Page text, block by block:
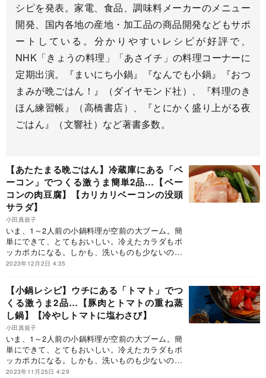
シピを発表。家電、食品、調味料メーカーのメニュー
開発、国内各地の産地・加工品の商品開発などもサポ
ートしている。分かりやすいレシピが好評で、
NHK「きょうの料理」「あさイチ」の料理コーナーに
定期出演。『まいにち小鍋』『なんでも小鍋』『おつ
まみが晩ごはん！』（ダイヤモンド社）、『料理のき
ほん練習帳』（高橋書店）、『とにかく盛り上がる夜
ごはん』（文響社）など著書多数。
【あたたまる晩ごはん】冷蔵庫にある「ベ
ーコン」でつくる激うま簡単2品…【ベー
コンの肉豆腐】【カリカリベーコンの没頭
サラダ】
小田真規子
いま、1～2人前の小鍋料理が空前の大ブーム。簡
単にできて、とてもおいしい。冷えたカラダもポ
ッカポカになる。しかも、洗いものも少ないのだ
から、忙しいビジネスパーソンに大人気なのも当
ち。そこで活躍するのが、大人気料理家の小田真
規子先生の小鍋レシピを集めた『まいにち小鍋』
です。本連載では、その一部をご紹介してまいり
ます。ぜひ、今日の晩御飯にお試しください！
2023年12月2日 4:35
【小鍋レシピ】ウチにある「トマト」でつ
くる激うま2品…【豚肉とトマトの重ね蒸
し鍋】【冷やしトマトに塩わさび】
小田真規子
いま、1～2人前の小鍋料理が空前の大ブーム。簡
単にできて、とてもおいしい。冷えたカラダもポ
ッカポカになる。しかも、洗いものも少ないのだ
から、忙しいビジネスパーソンに大人気なのも当
2023年11月25日 4:29